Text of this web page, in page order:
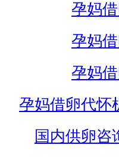
孕妈
孕妈
孕妈
孕妈借卵代怀
国内供卵咨